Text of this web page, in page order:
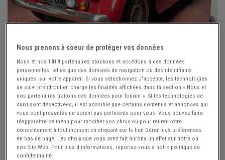
+11
Réf : A814270 Actualisée le : 24/07/2026
MORGAN Plus 8 roadster - 1990
Nous prenons à coeur de protéger vos données
Nous et nos1019 partenaires stockons et accédons à des données
personnelles, telles que des données de navigation ou des identifiants
uniques, sur votre appareil. Si vous sélectionnez J'accepte, les technologies
de suivi prendront en charge les finalités affichées dans la section « Nous et
nos partenaires traitons des données pour fournir ». Si les technologies de
suivi sont désactivées, il est possible que certains contenus et annonces qui
vous sont présentés ne soient pas pertinents pour vous. Vous pouvez faire
réapparaître ce menu pour modifier vos choix ou pour retirer votre
consentement à tout moment en cliquant sur le lien Gérer mes préférences
en bas de page. Les choix que vous avez fait aurons un effet sur notre ou
nos Site Web. Pour plus d’informations, reportez-vous à notre politique de
confidentialité.